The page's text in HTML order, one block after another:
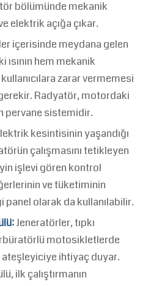
bölümünde mekanik
elektrik açığa çıkar.
içerisinde meydana gelen
hem mekanik
zarar vermemesi
Radyatör, motordaki
pervane sistemidir.
kesintisinin yaşandığı
çalışmasını tetikleyen
işlevi gören kontrol
ve tüketiminin
olarak da kullanılabilir.
Jeneratörler, tıpkı
motosikletlerde
ihtiyaç duyar.
ilk çalıştırmanın